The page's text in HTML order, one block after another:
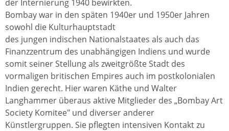
der Internierung 1940 bewirkten.
Bombay war in den späten 1940er und 1950er Jahren
sowohl die Kulturhauptstadt
des jungen indischen Nationalstaates als auch das
Finanzzentrum des unabhängigen Indiens und wurde
somit seiner Stellung als zweitgrößte Stadt des
vormaligen britischen Empires auch im postkolonialen
Indien gerecht. Hier waren Käthe und Walter
Langhammer überaus aktive Mitglieder des „Bombay Art
Society Komitee" und diverser anderer
Künstlergruppen. Sie pflegten intensiven Kontakt zu